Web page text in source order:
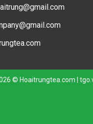
© Hoaitrungtea.com |